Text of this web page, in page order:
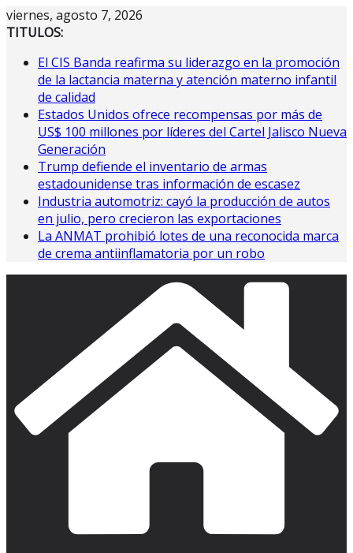
Saltar
al
viernes, agosto 7, 2026
TITULOS:
El CIS Banda reafirma su liderazgo en la promoción
de la lactancia materna y atención materno infantil
de calidad
Estados Unidos ofrece recompensas por más de
US$ 100 millones por líderes del Cartel Jalisco Nueva
Generación
Trump defiende el inventario de armas
estadounidense tras información de escasez
Industria automotriz: cayó la producción de autos
en julio, pero crecieron las exportaciones
La ANMAT prohibió lotes de una reconocida marca
de crema antiinflamatoria por un robo